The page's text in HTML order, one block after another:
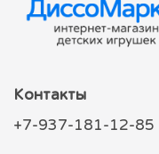
Контакты
+7-937-181-12-85